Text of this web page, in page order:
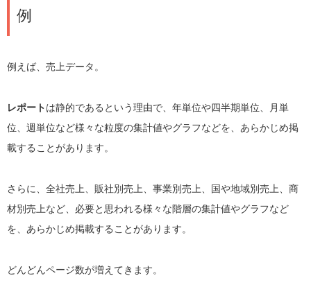
例
例えば、売上データ。
レポートは静的であるという理由で、年単位や四半期単位、月単
位、週単位など様々な粒度の集計値やグラフなどを、あらかじめ掲
載することがあります。
さらに、全社売上、販社別売上、事業別売上、国や地域別売上、商
材別売上など、必要と思われる様々な階層の集計値やグラフなど
を、あらかじめ掲載することがあります。
どんどんページ数が増えてきます。